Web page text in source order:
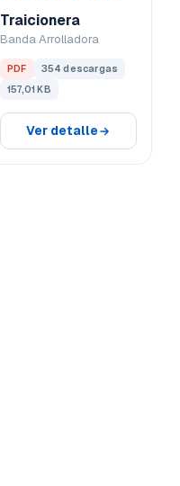
Traicionera
Banda Arrolladora
PDF
354 descargas
157,01 KB
Ver detalle